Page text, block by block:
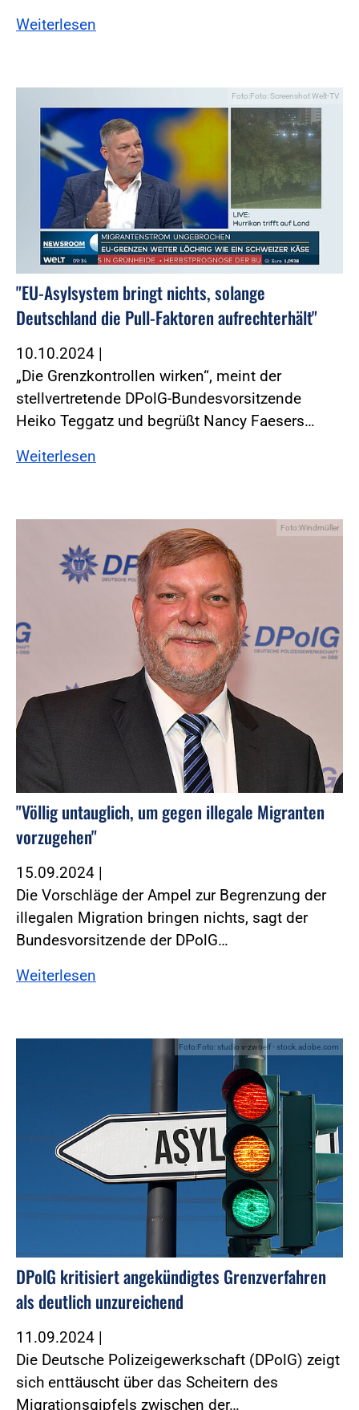
Weiterlesen
Foto:Foto: Screenshot Welt-TV
"EU-Asylsystem bringt nichts, solange
Deutschland die Pull-Faktoren aufrechterhält"
10.10.2024 |
„Die Grenzkontrollen wirken“, meint der
stellvertretende DPolG-Bundesvorsitzende
Heiko Teggatz und begrüßt Nancy Faesers…
Weiterlesen
Foto:Windmüller
"Völlig untauglich, um gegen illegale Migranten
vorzugehen"
15.09.2024 |
Die Vorschläge der Ampel zur Begrenzung der
illegalen Migration bringen nichts, sagt der
Bundesvorsitzende der DPolG…
Weiterlesen
Foto:Foto: studio v-zwoelf - stock.adobe.com
DPolG kritisiert angekündigtes Grenzverfahren
als deutlich unzureichend
11.09.2024 |
Die Deutsche Polizeigewerkschaft (DPolG) zeigt
sich enttäuscht über das Scheitern des
Migrationsgipfels zwischen der…